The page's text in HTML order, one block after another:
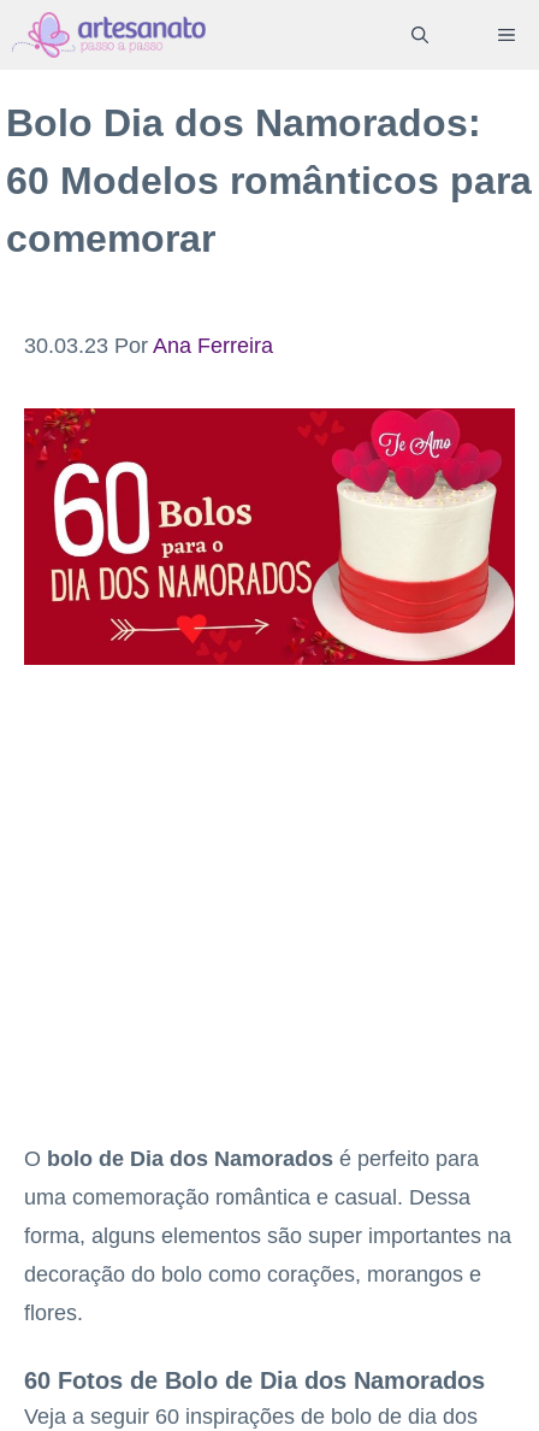
Pular
para
conteúdo
Bolo Dia dos Namorados:
60 Modelos românticos para
comemorar
30.03.23 Por Ana Ferreira
O bolo de Dia dos Namorados é perfeito para
uma comemoração romântica e casual. Dessa
forma, alguns elementos são super importantes na
decoração do bolo como corações, morangos e
flores.
60 Fotos de Bolo de Dia dos Namorados
Veja a seguir 60 inspirações de bolo de dia dos